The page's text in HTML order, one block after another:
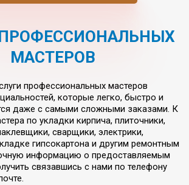
МАСТЕРОВ
профессиональных мастеров
которые легко, быстро и
даже с самыми сложными заказами. К
по укладки кирпича, плиточники,
сварщики, электрики,
гипсокартона и другим ремонтным
информацию о предоставляемым
связавшись с нами по телефону